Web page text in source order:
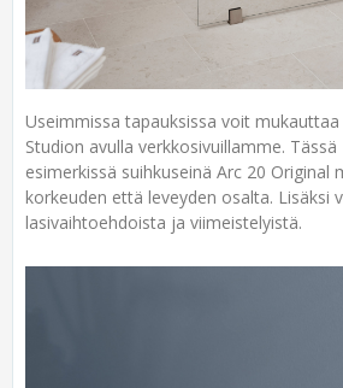
Useimmissa tapauksissa voit
Studion avulla verkkosivuillamme. Tässä
esimerkissä suihkuseinä Arc 20 Original
korkeuden että leveyden osalta. Lisäksi
lasivaihtoehdoista ja viimeistelyistä.